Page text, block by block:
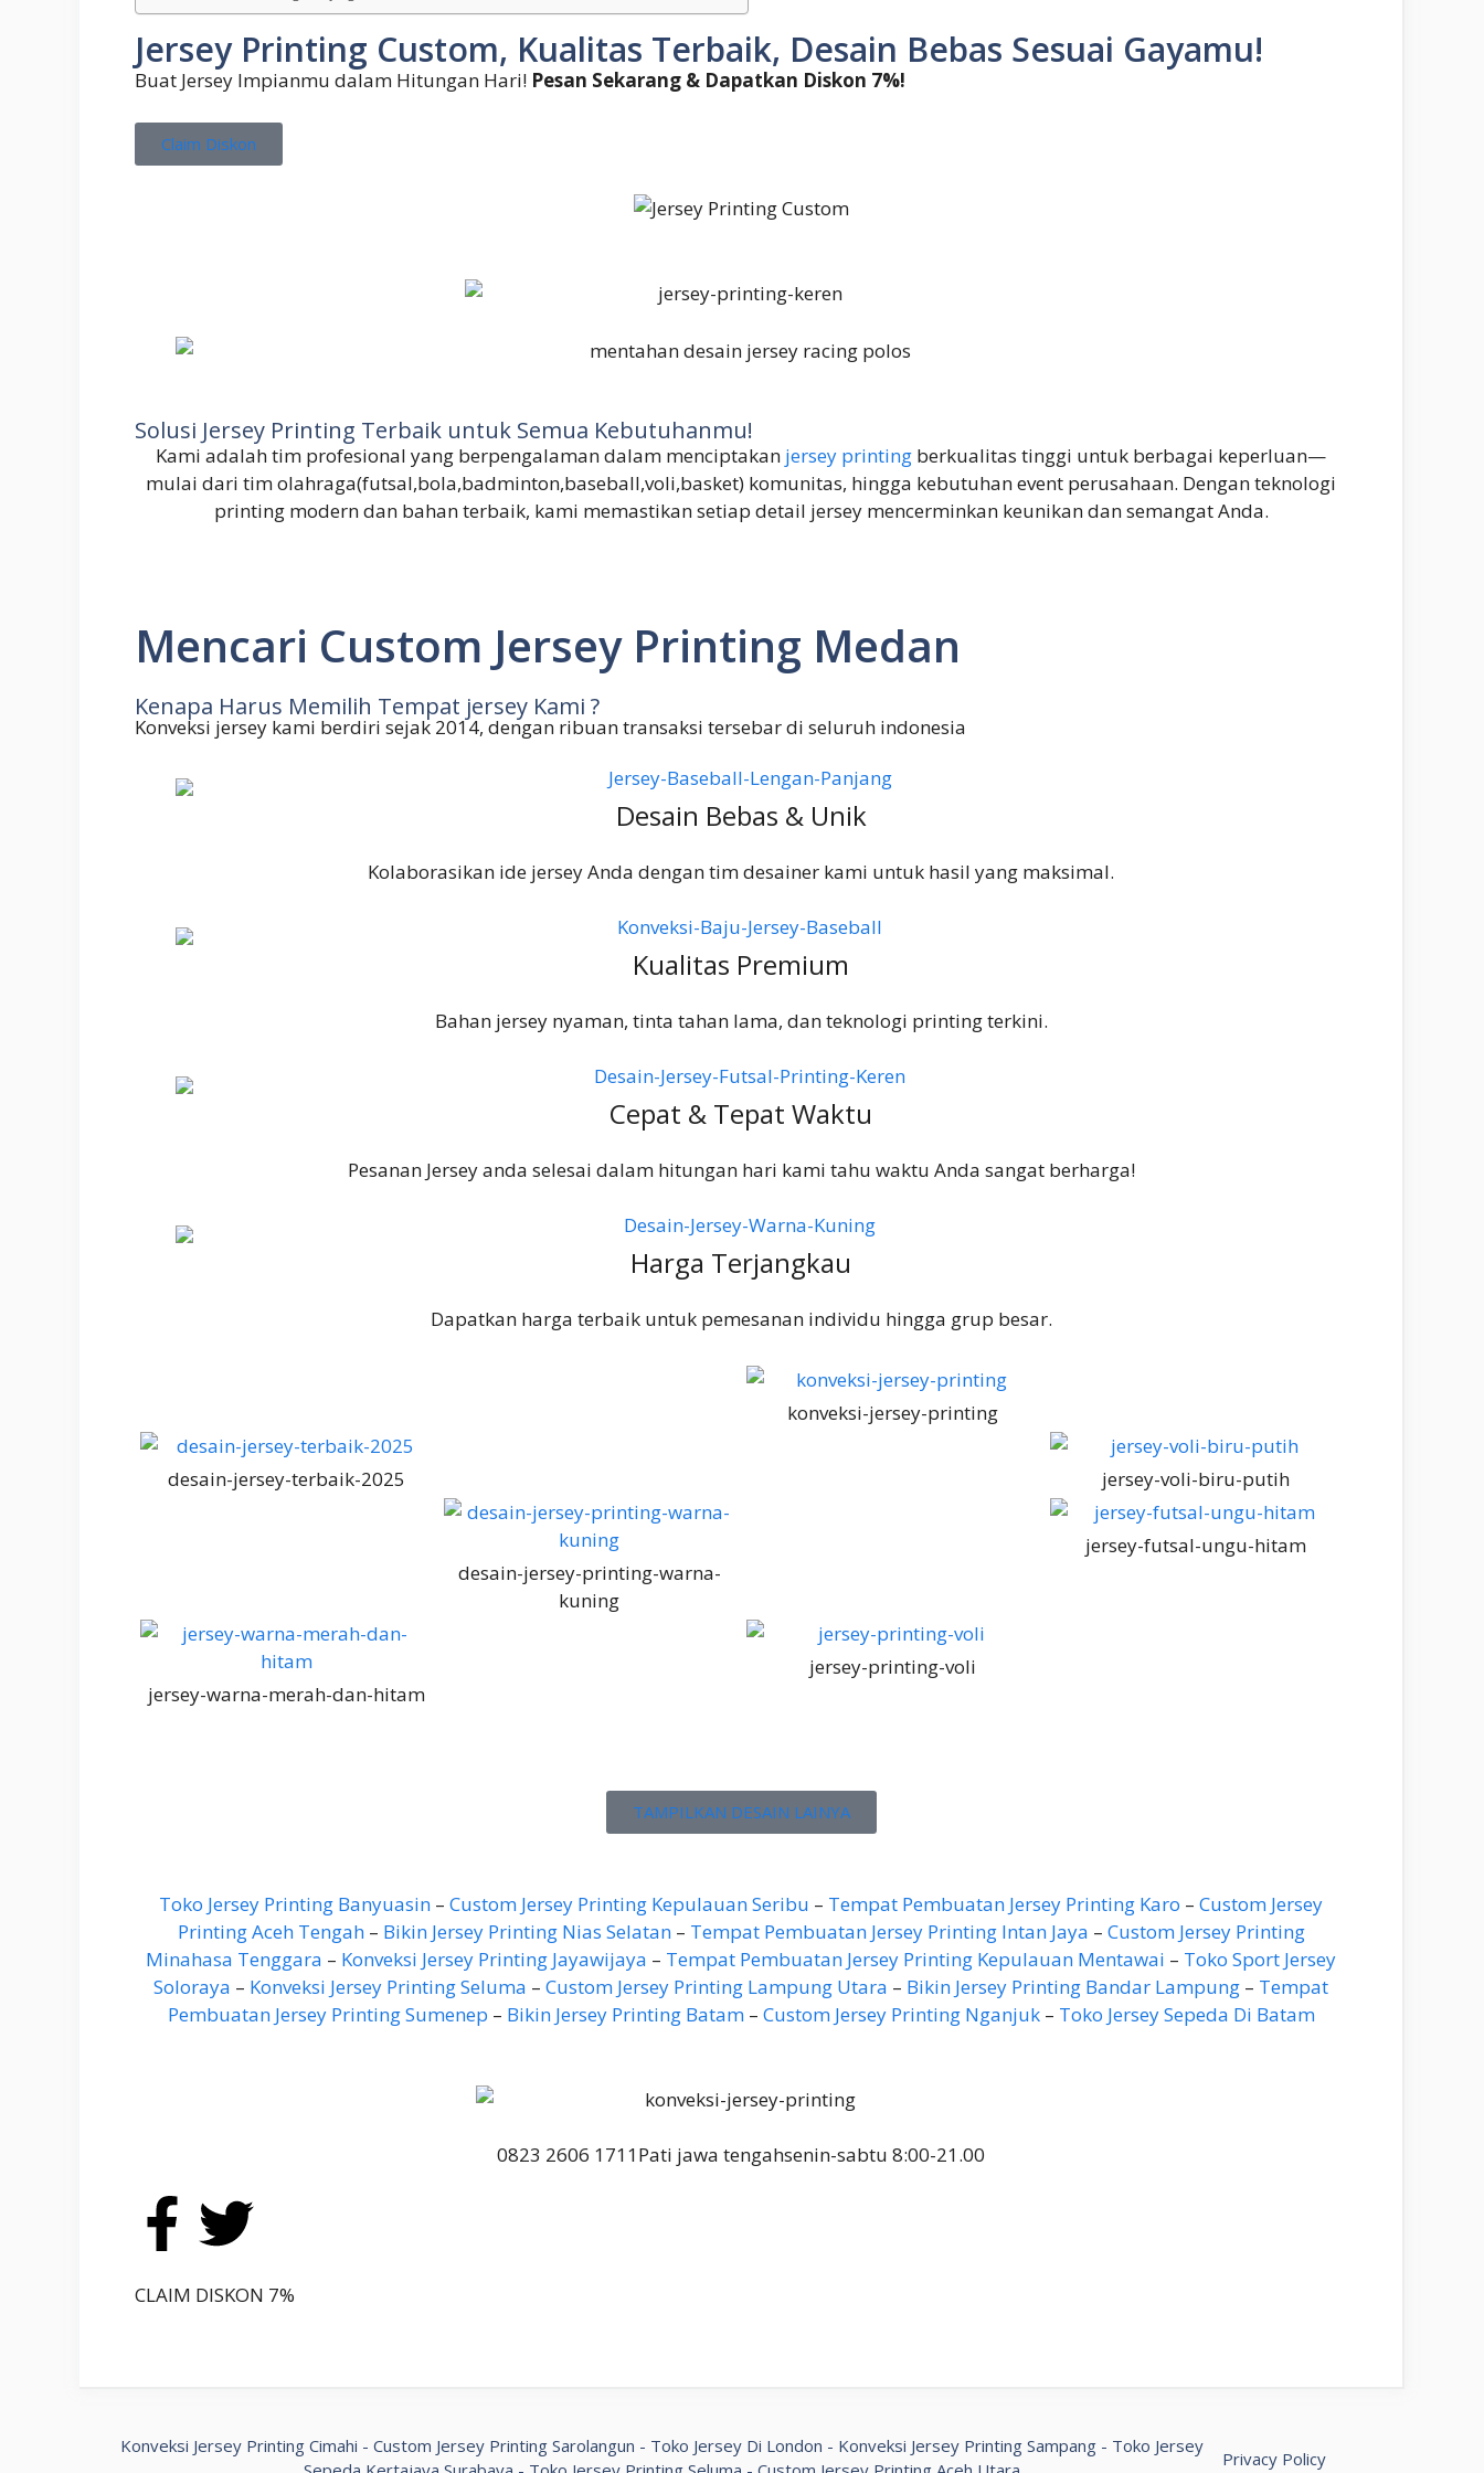
Jersey Printing Custom, Kualitas Terbaik, Desain Bebas Sesuai Gayamu!
Buat Jersey Impianmu dalam Hitungan Hari! Pesan Sekarang & Dapatkan Diskon 7%!
Claim Diskon
Solusi Jersey Printing Terbaik untuk Semua Kebutuhanmu!
Kami adalah tim profesional yang berpengalaman dalam menciptakan jersey printing berkualitas tinggi untuk berbagai keperluan—
mulai dari tim olahraga(futsal,bola,badminton,baseball,voli,basket) komunitas, hingga kebutuhan event perusahaan. Dengan teknologi
printing modern dan bahan terbaik, kami memastikan setiap detail jersey mencerminkan keunikan dan semangat Anda.
Mencari Custom Jersey Printing Medan
Kenapa Harus Memilih Tempat jersey Kami ?
Konveksi jersey kami berdiri sejak 2014, dengan ribuan transaksi tersebar di seluruh indonesia
Desain Bebas & Unik
Kolaborasikan ide jersey Anda dengan tim desainer kami untuk hasil yang maksimal.
Kualitas Premium
Bahan jersey nyaman, tinta tahan lama, dan teknologi printing terkini.
Cepat & Tepat Waktu
Pesanan Jersey anda selesai dalam hitungan hari kami tahu waktu Anda sangat berharga!
Harga Terjangkau
Dapatkan harga terbaik untuk pemesanan individu hingga grup besar.
konveksi-jersey-printing
desain-jersey-terbaik-2025 jersey-voli-biru-putih
desain-jersey-printing-warna-
kuning
jersey-futsal-ungu-hitam
jersey-warna-merah-dan-hitam
jersey-printing-voli
TAMPILKAN DESAIN LAINYA
Toko Jersey Printing Banyuasin – Custom Jersey Printing Kepulauan Seribu – Tempat Pembuatan Jersey Printing Karo – Custom Jersey
Printing Aceh Tengah– Bikin Jersey Printing Nias Selatan– Tempat Pembuatan Jersey Printing Intan Jaya – Custom Jersey Printing
Minahasa Tenggara – Konveksi Jersey Printing Jayawijaya – Tempat Pembuatan Jersey Printing Kepulauan Mentawai – Toko Sport Jersey
Soloraya – Konveksi Jersey Printing Seluma – Custom Jersey Printing Lampung Utara – Bikin Jersey Printing Bandar Lampung – Tempat
Pembuatan Jersey Printing Sumenep – Bikin Jersey Printing Batam– Custom Jersey Printing Nganjuk– Toko Jersey Sepeda Di Batam
0823 2606 1711Pati jawa tengahsenin-sabtu 8:00-21.00
CLAIM DISKON 7%
Privacy Policy
Konveksi Jersey Printing Cimahi -Custom Jersey Printing Sarolangun - Toko Jersey Di London - Konveksi Jersey Printing Sampang - Toko Jersey